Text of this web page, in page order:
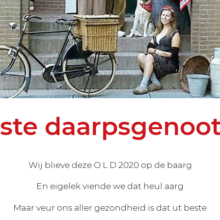
Wij blieve deze O L D 2020 op de baarg
En eigelek viende we dat heul aarg
Maar veur ons aller gezondheid is dat ut beste